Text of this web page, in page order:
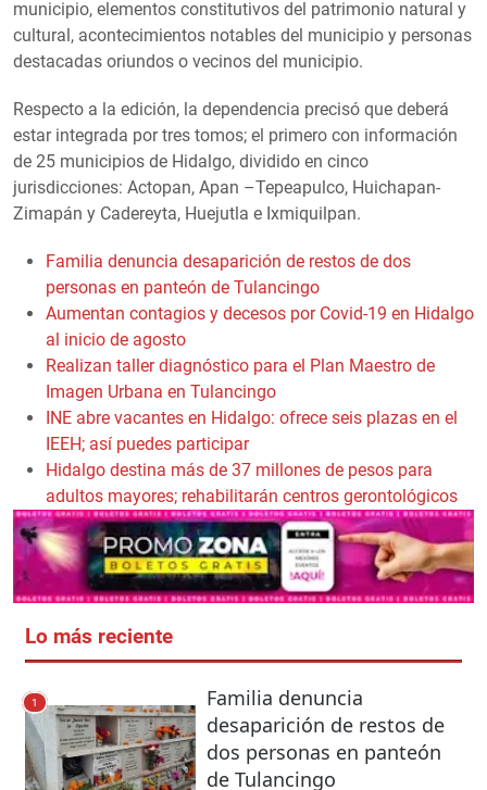
municipio, elementos constitutivos del patrimonio natural y
cultural, acontecimientos notables del municipio y personas
destacadas oriundos o vecinos del municipio.
Respecto a la edición, la dependencia precisó que deberá
estar integrada por tres tomos; el primero con información
de 25 municipios de Hidalgo, dividido en cinco
jurisdicciones: Actopan, Apan –Tepeapulco, Huichapan-
Zimapán y Cadereyta, Huejutla e Ixmiquilpan.
Familia denuncia desaparición de restos de dos
personas en panteón de Tulancingo
Aumentan contagios y decesos por Covid-19 en Hidalgo
al inicio de agosto
Realizan taller diagnóstico para el Plan Maestro de
Imagen Urbana en Tulancingo
INE abre vacantes en Hidalgo: ofrece seis plazas en el
IEEH; así puedes participar
Hidalgo destina más de 37 millones de pesos para
adultos mayores; rehabilitarán centros gerontológicos
Lo más reciente
1
Familia denuncia
desaparición de restos de
dos personas en panteón
de Tulancingo